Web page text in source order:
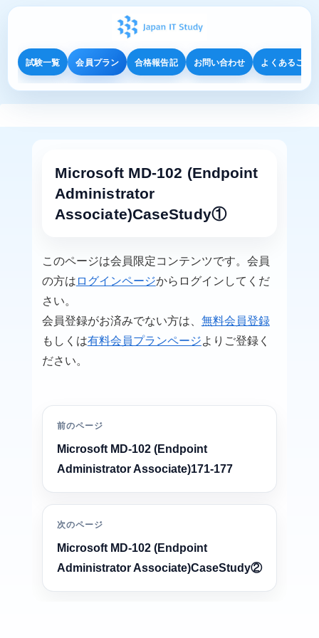
試験一覧 会員プラン 合格報告記 お問い合わせ よくあるご質
Microsoft MD-102 (Endpoint
Administrator
Associate)CaseStudy①
このページは会員限定コンテンツです。会員
の方は ログインページからログインしてくだ
さい。
会員登録がお済みでない方は、 無料会員登録
もしくは有料会員プランページよりご登録く
ださい。
前のページ
Microsoft MD-102 (Endpoint
Administrator Associate)171-177
次のページ
Microsoft MD-102 (Endpoint
Administrator Associate)CaseStudy②